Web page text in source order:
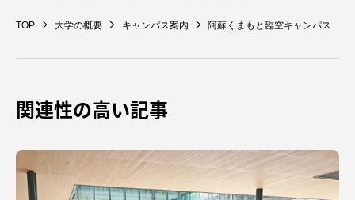
TOP 大学の概要 キャンパス案内 阿蘇くまもと臨空キャンパス
関連性の高い記事